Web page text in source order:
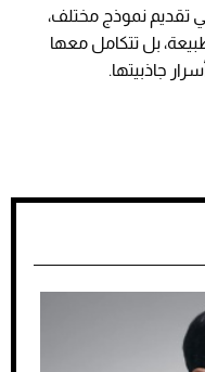
تقديم نموذج مختلف،
بل تتكامل معها
جاذبيتها.